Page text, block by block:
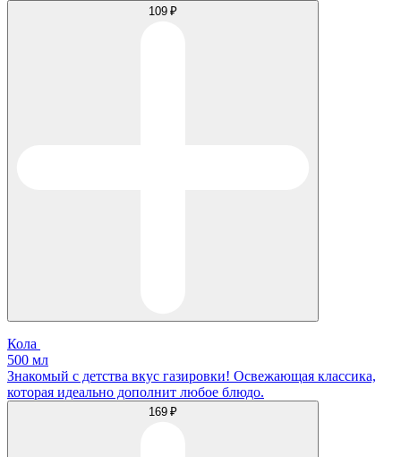
109 ₽
Кола
500 мл
Знакомый с детства вкус газировки! Освежающая классика,
которая идеально дополнит любое блюдо.
169 ₽